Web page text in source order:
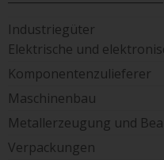
Industriegüter
Elektrische und
Komponentenzulieferer
Maschinenbau
Metallerzeugung und
Verpackungen